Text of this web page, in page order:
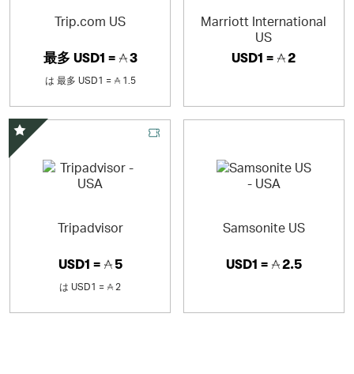
Trip.com US
最多 USD1 = 3
は 最多 USD1 = 1.5
Marriott International
US
USD1 = 2
Tripadvisor
USD1 = 5
は USD1 = 2
スペシャルオファー
Samsonite US
USD1 = 2.5